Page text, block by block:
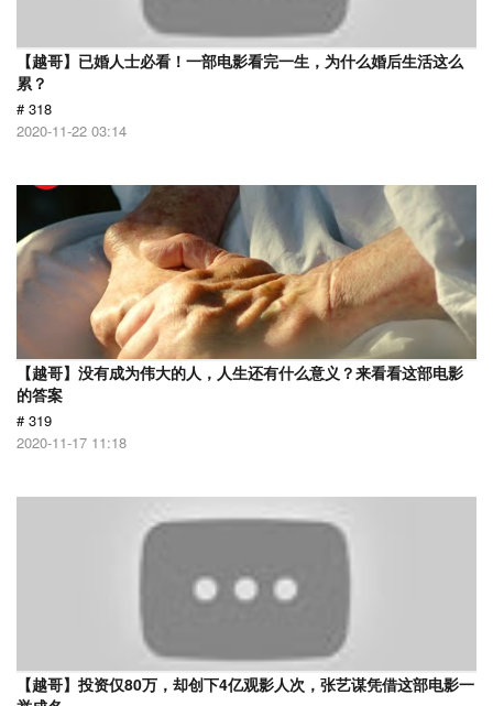
【越哥】已婚人士必看！一部电影看完一生，为什么婚后生活这么
累？
# 318
2020-11-22 03:14
【越哥】没有成为伟大的人，人生还有什么意义？来看看这部电影
的答案
# 319
2020-11-17 11:18
【越哥】投资仅80万，却创下4亿观影人次，张艺谋凭借这部电影一